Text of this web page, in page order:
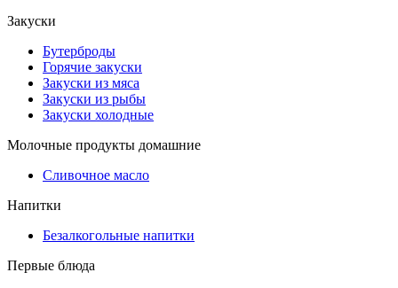
Закуски
Бутерброды
Горячие закуски
Закуски из мяса
Закуски из рыбы
Закуски холодные
Молочные продукты домашние
Сливочное масло
Напитки
Безалкогольные напитки
Первые блюда